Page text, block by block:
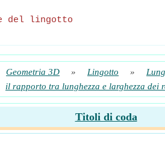
del lingotto
Geometria 3D » Lingotto »
il rapporto tra lunghezza e larghezza dei
Titoli di coda